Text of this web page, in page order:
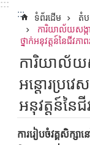
:::
:::
ទំព័រដើម តំ
ការិយាល័យសង្ក
ថ្នាក់អនុវត្តន៍នៃជីវភ
ការិយាល័យ
អន្តោរប្រវ
អនុវត្តន៍នៃ
ការរៀបចំវគ្គសិក្សាន